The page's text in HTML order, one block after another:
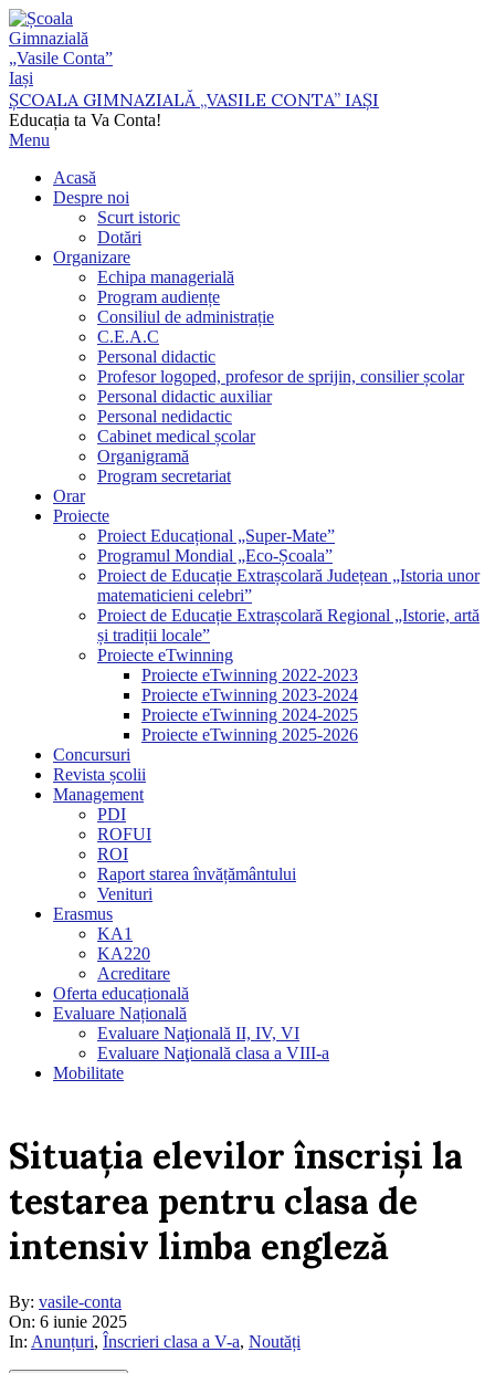
Skip
to
content
ȘCOALA GIMNAZIALĂ „VASILE CONTA” IAȘI
Educația ta Va Conta!
Primary
Menu
Menu
Acasă
Despre noi
Scurt istoric
Dotări
Organizare
Echipa managerială
Program audiențe
Consiliul de administrație
C.E.A.C
Personal didactic
Profesor logoped, profesor de sprijin, consilier școlar
Personal didactic auxiliar
Personal nedidactic
Cabinet medical școlar
Organigramă
Program secretariat
Orar
Proiecte
Proiect Educațional „Super-Mate”
Programul Mondial „Eco-Școala”
Proiect de Educație Extrașcolară Județean „Istoria unor
matematicieni celebri”
Proiect de Educație Extrașcolară Regional „Istorie, artă
și tradiții locale”
Proiecte eTwinning
Proiecte eTwinning 2022-2023
Proiecte eTwinning 2023-2024
Proiecte eTwinning 2024-2025
Proiecte eTwinning 2025-2026
Concursuri
Revista școlii
Management
PDI
ROFUI
ROI
Raport starea învățământului
Venituri
Erasmus
KA1
KA220
Acreditare
Oferta educațională
Evaluare Națională
Evaluare Naţională II, IV, VI
Evaluare Naţională clasa a VIII-a
Mobilitate
Situația elevilor înscriși la
testarea pentru clasa de
intensiv limba engleză
By: vasile-conta
On: 6 iunie 2025
In: Anunțuri, Înscrieri clasa a V-a, Noutăți